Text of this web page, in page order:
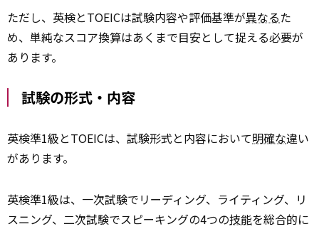
ただし、英検とTOEICは試験内容や評価基準が異なるた
め、単純なスコア換算はあくまで目安として捉える必要が
あります。
試験の形式・内容
英検準1級とTOEICは、試験形式と内容において明確な違い
があります。
英検準1級は、一次試験でリーディング、ライティング、リ
スニング、二次試験でスピーキングの4つの技能を総合的に